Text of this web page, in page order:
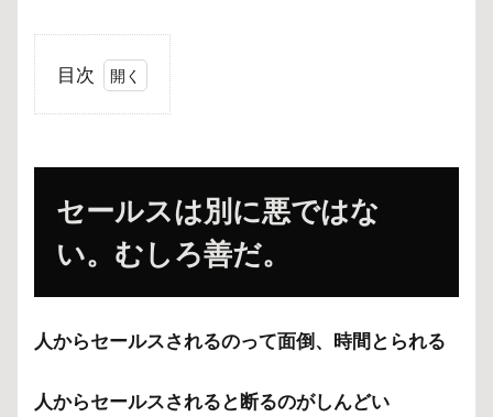
目次
に悪
では
な
い。
むし
だ。
毛
セールスは別に悪ではな
い。むしろ善だ。
人からセールスされるのって面倒、時間とられる
人からセールスされると断るのがしんどい